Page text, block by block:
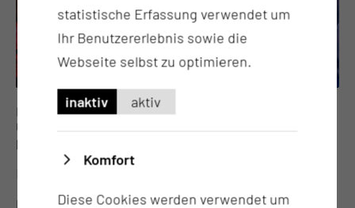
Datum: 07.09.2026
Uhrzeit: 17:00 bis 19:00 Uhr
Elternkurs "Eltern werden, Eltern sein "
In unserem Elternkurs möchten wir Sie auf Ihrem Weg vom
statistische Erfassung verwendet um
Ihr Benutzererlebnis sowie die
Webseite selbst zu optimieren.
inaktiv aktiv
Komfort
Diese Cookies werden verwendet um